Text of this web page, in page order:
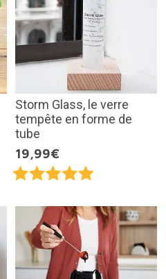
Storm Glass, le verre
tempête en forme de
tube
19,99€